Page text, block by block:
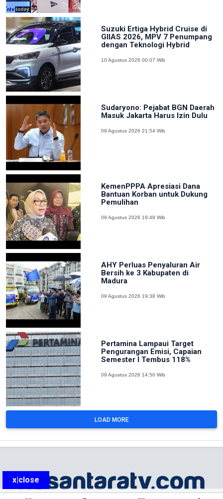
Suzuki Ertiga Hybrid Cruise di
GIIAS 2026, MPV 7 Penumpang
dengan Teknologi Hybrid
10 Agustus 2026 00:07 Wib
Sudaryono: Pejabat BGN Daerah
Masuk Jakarta Harus Izin Dulu
09 Agustus 2026 21:54 Wib
KemenPPPA Apresiasi Dana
Bantuan Korban untuk Dukung
Pemulihan
09 Agustus 2026 19:48 Wib
AHY Perluas Penyaluran Air
Bersih ke 3 Kabupaten di
Madura
09 Agustus 2026 19:38 Wib
Pertamina Lampaui Target
Pengurangan Emisi, Capaian
Semester I Tembus 118%
09 Agustus 2026 14:50 Wib
LOAD MORE
x|close